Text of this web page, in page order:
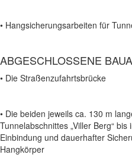
• Hangsicherungsarbeiten für
ABGESCHLOSSENE
• Die Straßenzufahrtsbrücke
• Die beiden jeweils ca. 130 m
Tunnelabschnittes „Viller Berg“
Einbindung und dauerhafter
Hangkörper